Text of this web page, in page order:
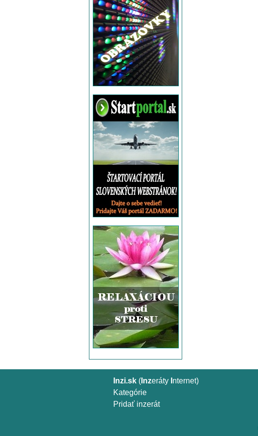
Inzi.sk(Inzeráty nternet)
Kategórie
Pridať inzerát